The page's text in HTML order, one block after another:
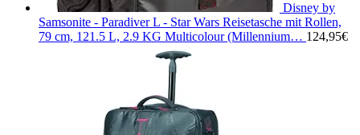
Disney by
Samsonite - Paradiver L - Star Wars Reisetasche mit Rollen,
79 cm, 121.5 L, 2.9 KG Multicolour (Millennium… 124,95€